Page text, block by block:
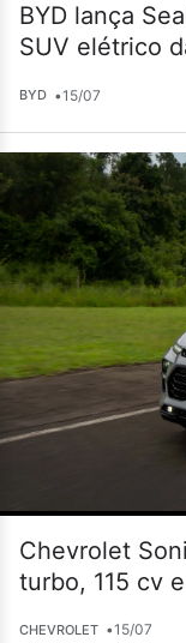
BYD lança
SUV elétrico
BYD •15/07
Chevrolet
turbo, 115 cv
CHEVROLET •15/07